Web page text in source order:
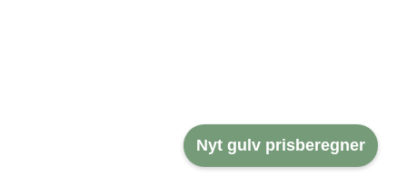
Nyt gulv prisberegner
TRÆTERRASSER
Drømmer du om en smuk
terrasse? Vi designer og